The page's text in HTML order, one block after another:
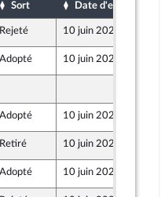
Sort Date d'examen
Rejeté 10 juin 2026
Adopté 10 juin 2026
Adopté 10 juin 2026
Retiré 10 juin 2026
Adopté 10 juin 2026